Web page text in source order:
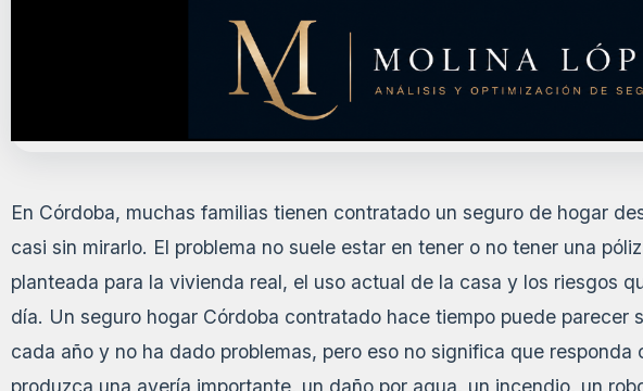
En Córdoba, muchas familias tienen contratado un seguro de hogar
casi sin mirarlo. El problema no suele estar en tener o no tener una
planteada para la vivienda real, el uso actual de la casa y los riesgos
día. Un seguro hogar Córdoba contratado hace tiempo puede parecer
cada año y no ha dado problemas, pero eso no significa que
produzca una avería importante, un daño por agua, un incendio, un